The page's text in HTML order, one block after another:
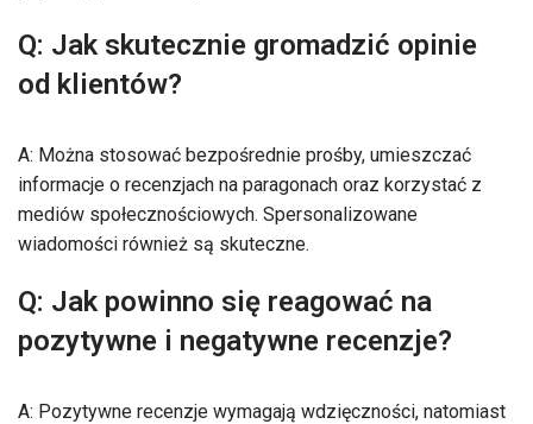
Q: Jak skutecznie gromadzić opinie
od klientów?
A: Można stosować bezpośrednie prośby, umieszczać
informacje o recenzjach na paragonach oraz korzystać z
mediów społecznościowych. Spersonalizowane
wiadomości również są skuteczne.
Q: Jak powinno się reagować na
pozytywne i negatywne recenzje?
A: Pozytywne recenzje wymagają wdzięczności, natomiast